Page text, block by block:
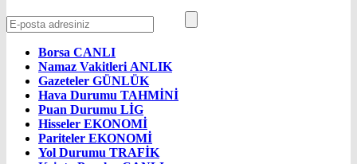
Borsa CANLI
Namaz Vakitleri ANLIK
Gazeteler GÜNLÜK
Hava Durumu TAHMİNİ
Puan Durumu LİG
Hisseler EKONOMİ
Pariteler EKONOMİ
Yol Durumu TRAFİK